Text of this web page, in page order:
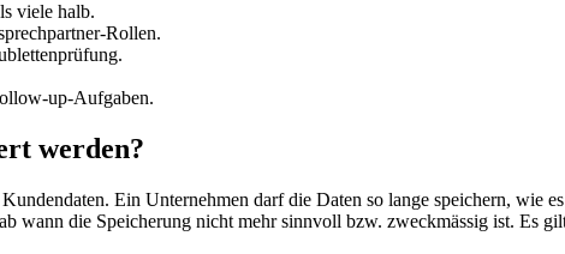
viele halb.
Rollen.
up-Aufgaben.
werden?
Ein Unternehmen darf die Daten so lange speichern, wie
wann die Speicherung nicht mehr sinnvoll bzw. zweckmässig ist. Es